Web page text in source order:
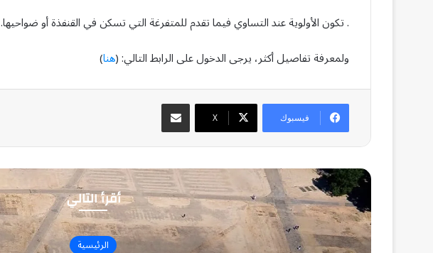
. تكون الأولوية عند التساوي فيما تقدم للمتفرغة التي تسكن في القنفذة أو ضواحيها.
ولمعرفة تفاصيل أكثر، يرجى الدخول على الرابط التالي: (هنا)
فيسبوك ‫X
مشاركة عبر البريد
أقرأ التالي
الرئيسية